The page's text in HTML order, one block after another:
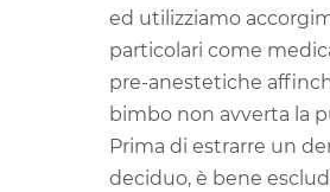
ed utilizziamo
particolari come
pre-anestetiche
bimbo non avverta la
Prima di estrarre un
deciduo, è bene